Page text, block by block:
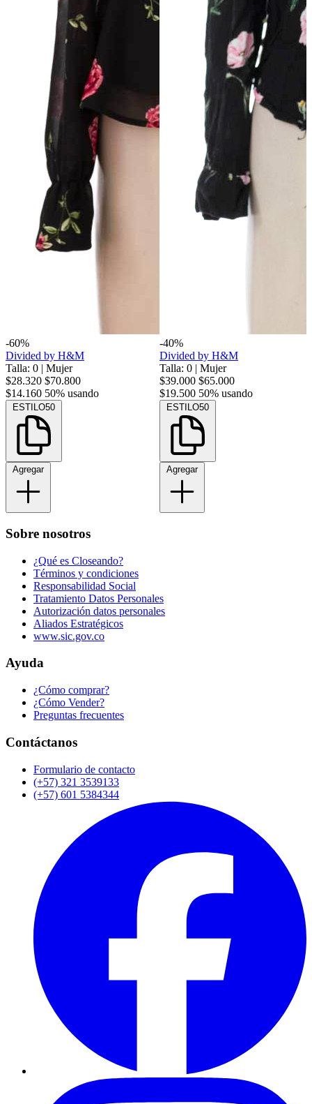
-60%
Divided by H&M
Talla: 0 | Mujer
$28.320 $70.800
$14.160 50% usando
ESTILO50
Agregar
-40%
Divided by H&M
Talla: 0 | Mujer
$39.000 $65.000
$19.500 50% usando
ESTILO50
Agregar
Sobre nosotros
¿Qué es Closeando?
Términos y condiciones
Responsabilidad Social
Tratamiento Datos Personales
Autorización datos personales
Aliados Estratégicos
www.sic.gov.co
Ayuda
¿Cómo comprar?
¿Cómo Vender?
Preguntas frecuentes
Contáctanos
Formulario de contacto
(+57) 321 3539133
(+57) 601 5384344